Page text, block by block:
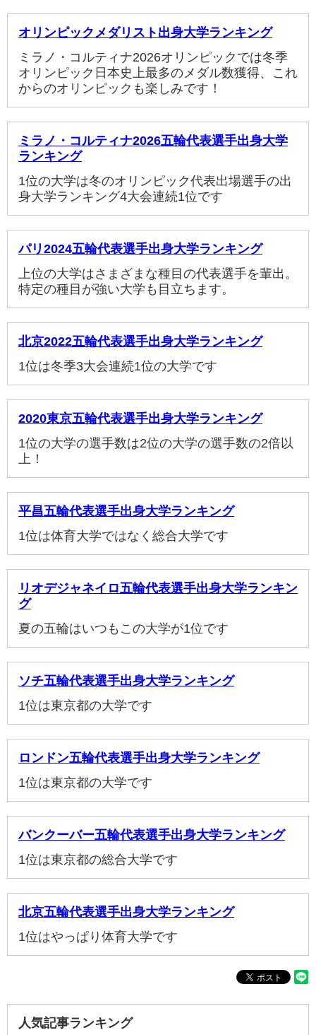
オリンピックメダリスト出身大学ランキング
ミラノ・コルティナ2026オリンピックでは冬季
オリンピック日本史上最多のメダル数獲得、これ
からのオリンピックも楽しみです！
ミラノ・コルティナ2026五輪代表選手出身大学
ランキング
1位の大学は冬のオリンピック代表出場選手の出
身大学ランキング4大会連続1位です
パリ2024五輪代表選手出身大学ランキング
上位の大学はさまざまな種目の代表選手を輩出。
特定の種目が強い大学も目立ちます。
北京2022五輪代表選手出身大学ランキング
1位は冬季3大会連続1位の大学です
2020東京五輪代表選手出身大学ランキング
1位の大学の選手数は2位の大学の選手数の2倍以
上！
平昌五輪代表選手出身大学ランキング
1位は体育大学ではなく総合大学です
リオデジャネイロ五輪代表選手出身大学ランキン
グ
夏の五輪はいつもこの大学が1位です
ソチ五輪代表選手出身大学ランキング
1位は東京都の大学です
ロンドン五輪代表選手出身大学ランキング
1位は東京都の大学です
バンクーバー五輪代表選手出身大学ランキング
1位は東京都の総合大学です
北京五輪代表選手出身大学ランキング
1位はやっぱり体育大学です
人気記事ランキング